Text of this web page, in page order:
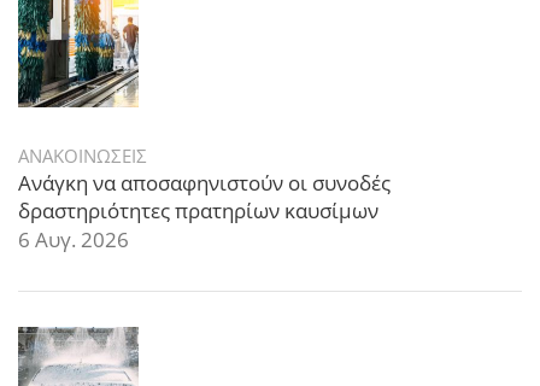
ΑΝΑΚΟΙΝΩΣΕΙΣ
Ανάγκη να αποσαφηνιστούν οι συνοδές
δραστηριότητες πρατηρίων καυσίμων
6 Αυγ. 2026